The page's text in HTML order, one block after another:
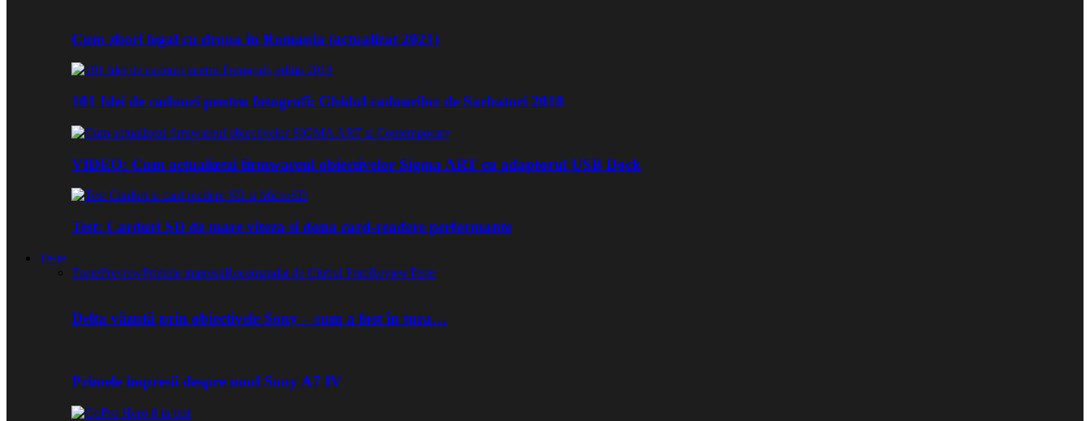
Cum zbori legal cu drona in Romania (actualizat 2021)
101 Idei de cadouri pentru fotografi: Ghidul cadourilor de Sarbatori 2018
VIDEO: Cum actualizezi firmwareul obiectivelor Sigma ART cu adaptorul USB Dock
Test: Carduri SD de mare viteza si doua card-readere performante
Teste
ToatePreviewPrimele impresiiRecomandat de Clubul FotoReviewTeste
Delta văzută prin obiectivele Sony – cum a fost în tura…
Primele impresii despre noul Sony A7 IV